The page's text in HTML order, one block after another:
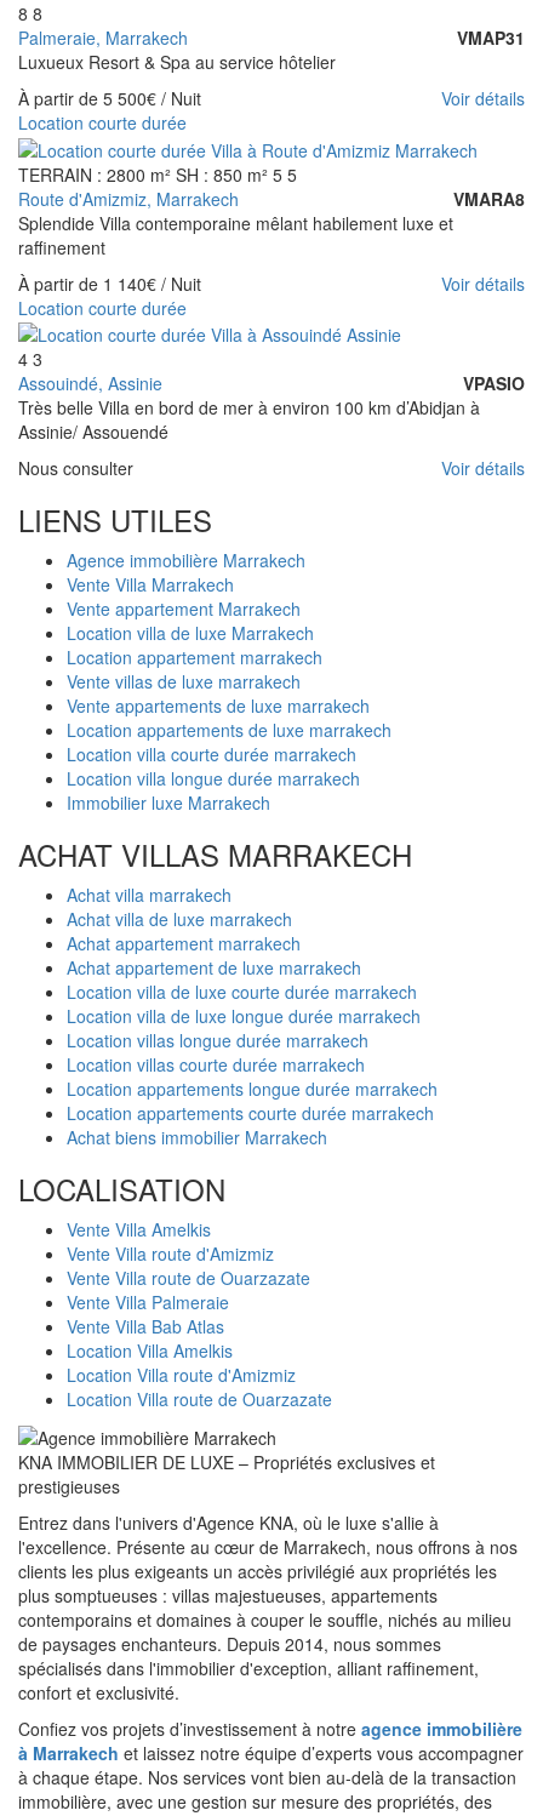
8 8
Palmeraie, Marrakech
VMAP31
Luxueux Resort & Spa au service hôtelier
À partir de 5 500€ / Nuit
Voir détails
Location courte durée
TERRAIN : 2800 m² SH : 850 m² 5 5
Route d'Amizmiz, Marrakech
VMARA8
Splendide Villa contemporaine mêlant habilement luxe et
raffinement
À partir de 1 140€ / Nuit
Voir détails
Location courte durée
4 3
Assouindé, Assinie
VPASIO
Très belle Villa en bord de mer à environ 100 km d’Abidjan à
Assinie/ Assouendé
Nous consulter
Voir détails
LIENS UTILES
Agence immobilière Marrakech
Vente Villa Marrakech
Vente appartement Marrakech
Location villa de luxe Marrakech
Location appartement marrakech
Vente villas de luxe marrakech
Vente appartements de luxe marrakech
Location appartements de luxe marrakech
Location villa courte durée marrakech
Location villa longue durée marrakech
Immobilier luxe Marrakech
ACHAT VILLAS MARRAKECH
Achat villa marrakech
Achat villa de luxe marrakech
Achat appartement marrakech
Achat appartement de luxe marrakech
Location villa de luxe courte durée marrakech
Location villa de luxe longue durée marrakech
Location villas longue durée marrakech
Location villas courte durée marrakech
Location appartements longue durée marrakech
Location appartements courte durée marrakech
Achat biens immobilier Marrakech
LOCALISATION
Vente Villa Amelkis
Vente Villa route d'Amizmiz
Vente Villa route de Ouarzazate
Vente Villa Palmeraie
Vente Villa Bab Atlas
Location Villa Amelkis
Location Villa route d'Amizmiz
Location Villa route de Ouarzazate
KNA IMMOBILIER DE LUXE – Propriétés exclusives et
prestigieuses
Entrez dans l'univers d'Agence KNA, où le luxe s'allie à
l'excellence. Présente au cœur de Marrakech, nous offrons à nos
clients les plus exigeants un accès privilégié aux propriétés les
plus somptueuses : villas majestueuses, appartements
contemporains et domaines à couper le souffle, nichés au milieu
de paysages enchanteurs. Depuis 2014, nous sommes
spécialisés dans l'immobilier d'exception, alliant raffinement,
confort et exclusivité.
Confiez vos projets d’investissement à notre agence immobilière
à Marrakech et laissez notre équipe d’experts vous accompagner
à chaque étape. Nos services vont bien au-delà de la transaction
immobilière, avec une gestion sur mesure des propriétés, des